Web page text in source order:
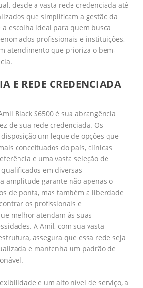
desde a vasta rede credenciada até
que simplificam a gestão da
a escolha ideal para quem busca
profissionais e instituições,
atendimento que prioriza o bem-
E REDE CREDENCIADA
Black S6500 é sua abrangência
de sua rede credenciada. Os
um leque de opções que
conceituados do país, clínicas
e uma vasta seleção de
em diversas
amplitude garante não apenas o
de ponta, mas também a liberdade
os profissionais e
melhor atendam às suas
A Amil, com sua vasta
assegura que essa rede seja
e mantenha um padrão de
e um alto nível de serviço, a